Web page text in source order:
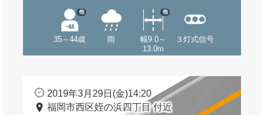
35～44歳
他
雨
幅9.0～
13.0m
他
３灯式信号
2019年3月29日(金)14:20
福岡市西区姪の浜四丁目 付近